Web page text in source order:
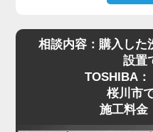
「スペースが狭い」「
い設置条件でも対応可
まずはお気軽にご相談
な方法をご提案いたし
っとした障害が設置を
今回、桜川市でご依頼
は、「購入したSHARP
の扉に当たって入らな
現地確認の結果、開き
相談内容：購入した
設置
TOSHIBA
桜川市
施工料金